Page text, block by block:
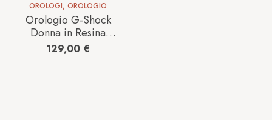
OROLOGI, OROLOGIO
Orologio G-Shock
Donna in Resina
GMA-P2100ST-
4AER
129,00 €